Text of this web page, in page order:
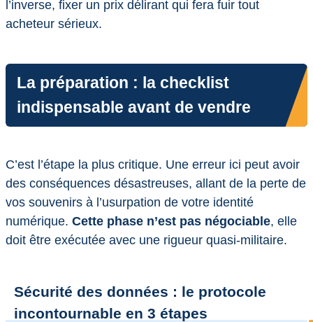
l’inverse, fixer un prix délirant qui fera fuir tout
acheteur sérieux.
La préparation : la checklist
indispensable avant de vendre
C’est l’étape la plus critique. Une erreur ici peut avoir
des conséquences désastreuses, allant de la perte de
vos souvenirs à l’usurpation de votre identité
numérique. Cette phase n’est pas négociable, elle
doit être exécutée avec une rigueur quasi-militaire.
Sécurité des données : le protocole
incontournable en 3 étapes